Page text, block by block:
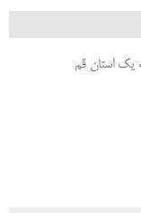
یک استان قم